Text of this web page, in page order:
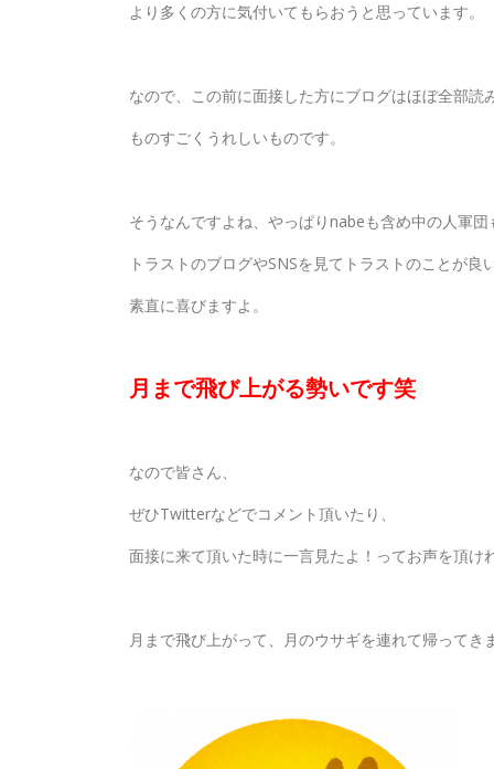
より多くの方に気付いてもらおうと思っています。
なので、この前に面接した方にブログはほぼ全部読
ものすごくうれしいものです。
そうなんですよね、やっぱりnabeも含め中の人軍団
トラストのブログやSNSを見てトラストのことが良
素直に喜びますよ。
月まで飛び上がる勢いです笑
なので皆さん、
ぜひTwitterなどでコメント頂いたり、
面接に来て頂いた時に一言見たよ！ってお声を頂け
月まで飛び上がって、月のウサギを連れて帰ってき